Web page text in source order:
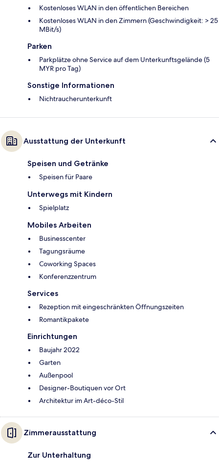
Kostenloses WLAN in den öffentlichen Bereichen
Kostenloses WLAN in den Zimmern (Geschwindigkeit: > 25
MBit/s)
Parken
Parkplätze ohne Service auf dem Unterkunftsgelände (5
MYR pro Tag)
Sonstige Informationen
Nichtraucherunterkunft
Ausstattung der Unterkunft
Speisen und Getränke
Speisen für Paare
Unterwegs mit Kindern
Spielplatz
Mobiles Arbeiten
Businesscenter
Tagungsräume
Coworking Spaces
Konferenzzentrum
Services
Rezeption mit eingeschränkten Öffnungszeiten
Romantikpakete
Einrichtungen
Baujahr 2022
Garten
Außenpool
Designer-Boutiquen vor Ort
Architektur im Art-déco-Stil
Zimmerausstattung
Zur Unterhaltung